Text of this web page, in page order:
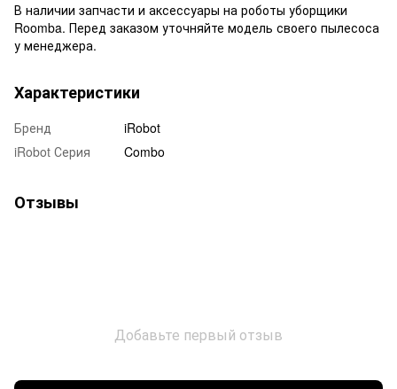
В наличии запчасти и аксессуары на роботы уборщики
Roomba. Перед заказом уточняйте модель своего пылесоса
у менеджера.
Характеристики
Бренд
iRobot
iRobot Серия
Combo
Отзывы
Добавьте первый отзыв